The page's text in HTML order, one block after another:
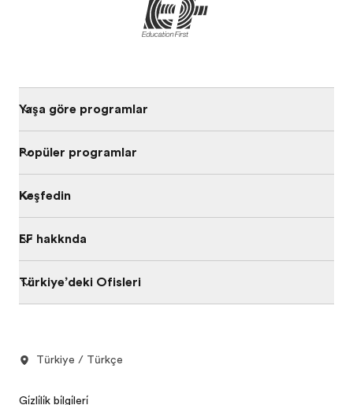
Yaşa göre programları
Popüler programlar
Keşfedin
EF hakkında
Türkiye’deki Ofisleri
Türkiye / Türkçe
Gi̇zli̇li̇k bi̇lgi̇leri̇